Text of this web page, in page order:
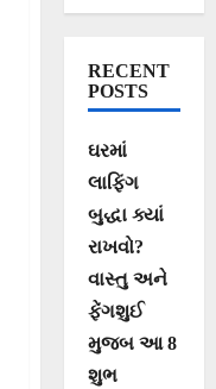
RECENT
POSTS
ઘરમાં
લાફિંગ
બુદ્ધા ક્યાં
રાખવો?
વાસ્તુ અને
ફેંગશુઈ
મુજબ આ 8
શુભ